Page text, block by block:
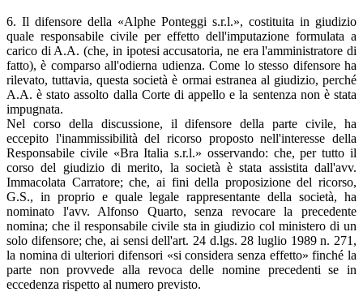
6. Il difensore della «Alphe Ponteggi s.r.l.», costituita in giudizio
quale responsabile civile per effetto dell'imputazione formulata a
carico di A.A. (che, in ipotesi accusatoria, ne era l'amministratore di
fatto), è comparso all'odierna udienza. Come lo stesso difensore ha
rilevato, tuttavia, questa società è ormai estranea al giudizio, perché
A.A. è stato assolto dalla Corte di appello e la sentenza non è stata
impugnata.
Nel corso della discussione, il difensore della parte civile, ha
eccepito l'inammissibilità del ricorso proposto nell'interesse della
Responsabile civile «Bra Italia s.r.l.» osservando: che, per tutto il
corso del giudizio di merito, la società è stata assistita dall'avv.
Immacolata Carratore; che, ai fini della proposizione del ricorso,
G.S., in proprio e quale legale rappresentante della società, ha
nominato l'avv. Alfonso Quarto, senza revocare la precedente
nomina; che il responsabile civile sta in giudizio col ministero di un
solo difensore; che, ai sensi dell'art. 24 d.lgs. 28 luglio 1989 n. 271,
la nomina di ulteriori difensori «si considera senza effetto» finché la
parte non provvede alla revoca delle nomine precedenti se in
eccedenza rispetto al numero previsto.